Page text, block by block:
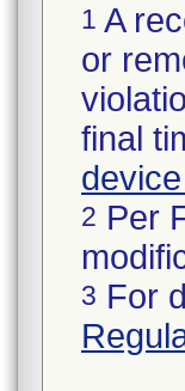
1 A
or
final
2 Per
3 For